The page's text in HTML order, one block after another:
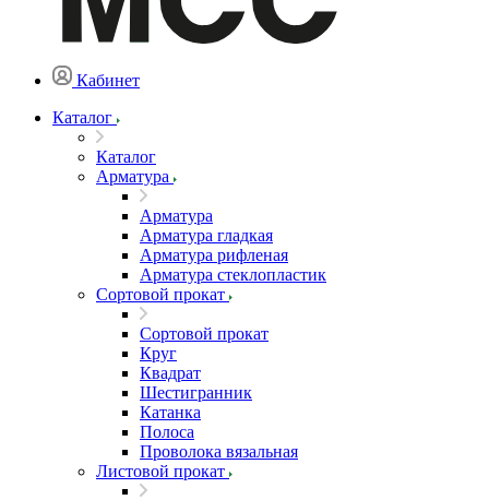
Кабинет
Каталог
Каталог
Арматура
Арматура
Арматура гладкая
Арматура рифленая
Арматура стеклопластик
Сортовой прокат
Сортовой прокат
Круг
Квадрат
Шестигранник
Катанка
Полоса
Проволока вязальная
Листовой прокат